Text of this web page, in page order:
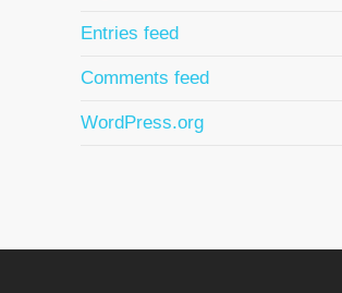
Entries feed
Comments feed
WordPress.org